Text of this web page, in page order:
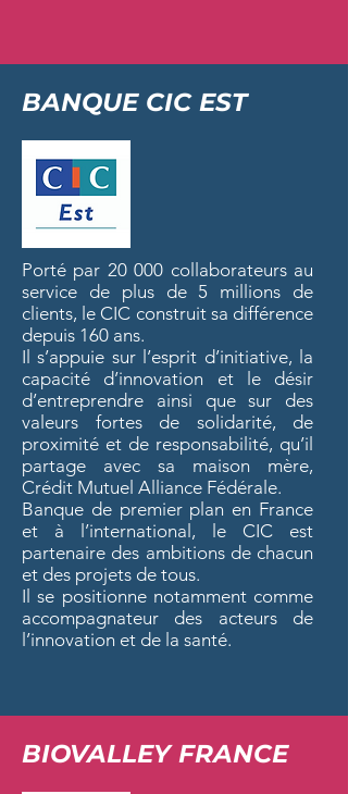
BANQUE CIC EST
Porté par 20 000 collaborateurs au
service de plus de 5 millions de
clients, le CIC construit sa différence
depuis 160 ans.
Il s’appuie sur l’esprit d’initiative, la
capacité d’innovation et le désir
d’entreprendre ainsi que sur des
valeurs fortes de solidarité, de
proximité et de responsabilité, qu’il
partage avec sa maison mère,
Crédit Mutuel Alliance Fédérale.
Banque de premier plan en France
et à l’international, le CIC est
partenaire des ambitions de chacun
et des projets de tous.
Il se positionne notamment comme
accompagnateur des acteurs de
l’innovation et de la santé.
BIOVALLEY FRANCE